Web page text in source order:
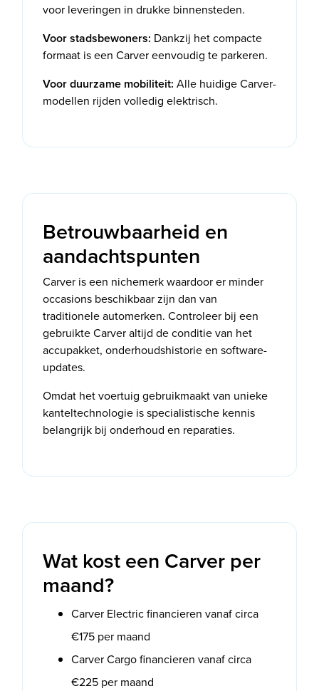
voor leveringen in drukke binnensteden.
Voor stadsbewoners: Dankzij het compacte
formaat is een Carver eenvoudig te parkeren.
Voor duurzame mobiliteit: Alle huidige Carver-
modellen rijden volledig elektrisch.
Betrouwbaarheid en
aandachtspunten
Carver is een nichemerk waardoor er minder
occasions beschikbaar zijn dan van
traditionele automerken. Controleer bij een
gebruikte Carver altijd de conditie van het
accupakket, onderhoudshistorie en software-
updates.
Omdat het voertuig gebruikmaakt van unieke
kanteltechnologie is specialistische kennis
belangrijk bij onderhoud en reparaties.
Wat kost een Carver per
maand?
Carver Electric financieren vanaf circa
€175 per maand
Carver Cargo financieren vanaf circa
€225 per maand